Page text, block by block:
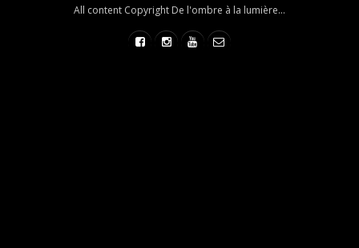
All content Copyright De l'ombre à la lumière...